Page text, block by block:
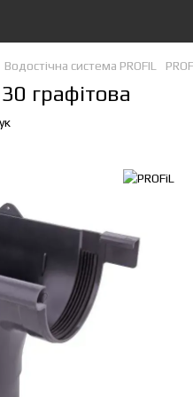
Водостічна система PROFIL
графітова